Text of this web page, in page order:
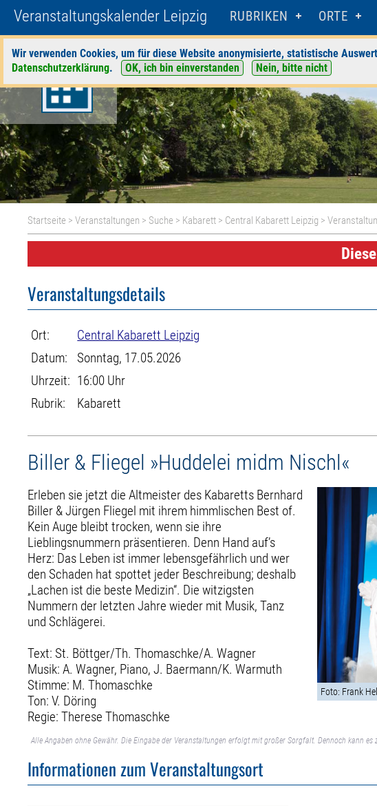
Veranstaltungskalender Leipzig RUBRIKEN ORTE
Wir verwenden Cookies, um für diese Website anonymisierte, statistische
Datenschutzerklärung. OK, ich bin einverstanden Nein, bitte nicht
Startseite >Veranstaltungen > Suche > Kabarett > Central Kabarett Leipzig >
Veranstaltungsdetails
Ort:
Central Kabarett Leipzig
Datum:
Sonntag, 17.05.2026
Uhrzeit: 16:00 Uhr
Rubrik:
Kabarett
Biller & Fliegel »Huddelei midm Nischl«
Erleben sie jetzt die Altmeister des Kabaretts Bernhard
Biller & Jürgen Fliegel mit ihrem himmlischen Best of.
Kein Auge bleibt trocken, wenn sie ihre
Lieblingsnummern präsentieren. Denn Hand auf’s
Herz: Das Leben ist immer lebensgefährlich und wer
den Schaden hat spottet jeder Beschreibung; deshalb
„Lachen ist die beste Medizin“. Die witzigsten
Nummern der letzten Jahre wieder mit Musik, Tanz
und Schlägerei.
Text: St. Böttger/Th. Thomaschke/A. Wagner
Musik: A. Wagner, Piano, J. Baermann/K. Warmuth
Stimme: M. Thomaschke
Ton: V. Döring
Regie: Therese Thomaschke
Foto: Frank
Alle Angaben ohne Gewähr. Die Eingabe der Veranstaltungen erfolgt mit großer Sorgfalt. Dennoch kann
Informationen zum Veranstaltungsort